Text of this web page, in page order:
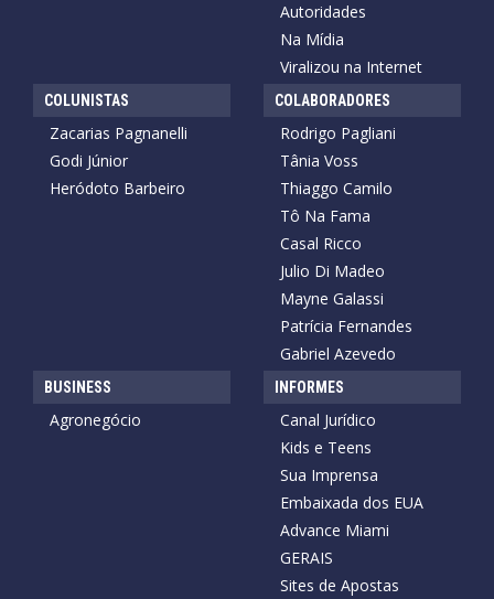
Autoridades
Na Mídia
Viralizou na Internet
COLUNISTAS
Zacarias Pagnanelli
Godi Júnior
Heródoto Barbeiro
COLABORADORES
Rodrigo Pagliani
Tânia Voss
Thiaggo Camilo
Tô Na Fama
Casal Ricco
Julio Di Madeo
Mayne Galassi
Patrícia Fernandes
Gabriel Azevedo
BUSINESS
Agronegócio
INFORMES
Canal Jurídico
Kids e Teens
Sua Imprensa
Embaixada dos EUA
Advance Miami
GERAIS
Sites de Apostas